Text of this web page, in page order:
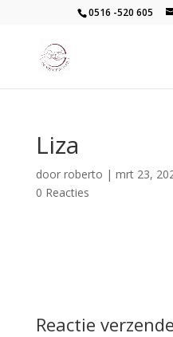
0516 -520 605
Liza
door roberto | mrt 23,
0 Reacties
Reactie